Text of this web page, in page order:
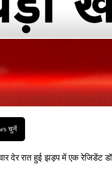
चुनें
देर रात हुई झड़प में एक रेजिडेंट